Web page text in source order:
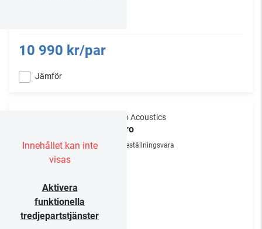
10 990 kr/par
Jämför
Innehållet kan inte
visas
Aktivera
funktionella
tredjepartstjänster
Gallo Acoustics
Micro
Beställningsvara